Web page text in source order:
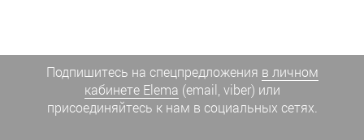
Подпишитесь на спецпредложения в личном
кабинете Elema (email, viber) или
присоединяйтесь к нам в социальных сетях.